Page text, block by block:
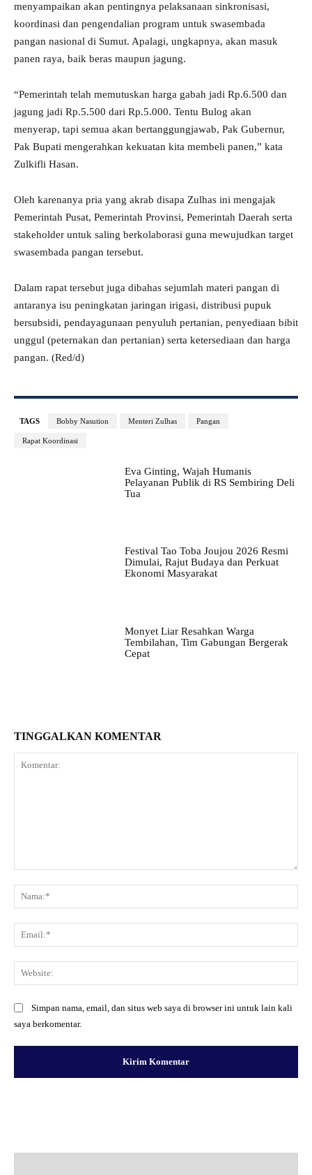
menyampaikan akan pentingnya pelaksanaan sinkronisasi,
koordinasi dan pengendalian program untuk swasembada
pangan nasional di Sumut. Apalagi, ungkapnya, akan masuk
panen raya, baik beras maupun jagung.
“Pemerintah telah memutuskan harga gabah jadi Rp.6.500 dan
jagung jadi Rp.5.500 dari Rp.5.000. Tentu Bulog akan
menyerap, tapi semua akan bertanggungjawab, Pak Gubernur,
Pak Bupati mengerahkan kekuatan kita membeli panen,” kata
Zulkifli Hasan.
Oleh karenanya pria yang akrab disapa Zulhas ini mengajak
Pemerintah Pusat, Pemerintah Provinsi, Pemerintah Daerah serta
stakeholder untuk saling berkolaborasi guna mewujudkan target
swasembada pangan tersebut.
Dalam rapat tersebut juga dibahas sejumlah materi pangan di
antaranya isu peningkatan jaringan irigasi, distribusi pupuk
bersubsidi, pendayagunaan penyuluh pertanian, penyediaan bibit
unggul (peternakan dan pertanian) serta ketersediaan dan harga
pangan. (Red/d)
TAGS Bobby Nasution Menteri Zulhas Pangan
Rapat Koordinasi
Eva Ginting, Wajah Humanis
Pelayanan Publik di RS Sembiring Deli
Tua
Festival Tao Toba Joujou 2026 Resmi
Dimulai, Rajut Budaya dan Perkuat
Ekonomi Masyarakat
Monyet Liar Resahkan Warga
Tembilahan, Tim Gabungan Bergerak
Cepat
TINGGALKAN KOMENTAR
Simpan nama, email, dan situs web saya di browser ini untuk lain kali
saya berkomentar.